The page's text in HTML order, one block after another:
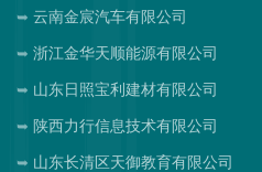
云南金宸汽车有限公司
浙江金华天顺能源有限公司
山东日照宝利建材有限公司
陕西力行信息技术有限公司
山东长清区天御教育有限公司